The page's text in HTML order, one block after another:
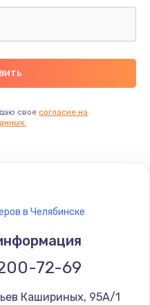
свое согласие на
в Челябинске
72-69
Кашириных, 95А/1